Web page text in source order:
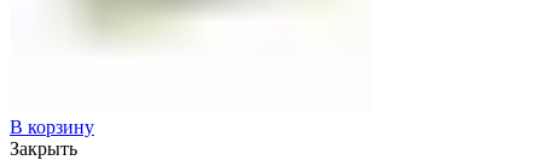
В корзину
Закрыть